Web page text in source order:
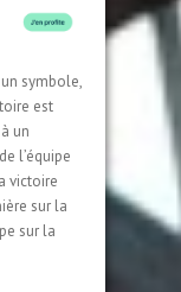
symbole,
est
un
l’équipe
victoire
sur la
sur la